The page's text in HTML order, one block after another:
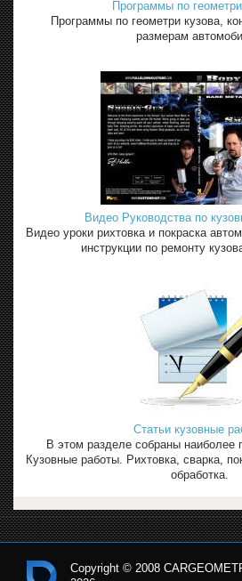
Программы по
Программы по геометри кузова,
размерам
Видео Руководства по
Видео уроки рихтовка и покраска
инструкции по ремонту
Статьи кузовные
В этом разделе собраны наиболее
Кузовные работы. Рихтовка, сварка,
обработка.
Copyright © 2008